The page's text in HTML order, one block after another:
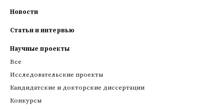
Новости
Статьи и интервью
Научные проекты
Все
Исследовательские проекты
Кандидатские и докторские диссертации
Конкурсы